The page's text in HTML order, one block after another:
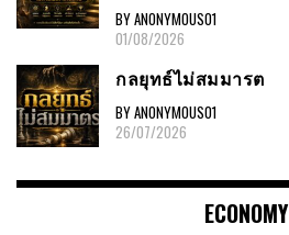
BY ANONYMOUS01
01/08/2026
กลยุทธ์ไม่สมมารต
BY ANONYMOUS01
26/07/2026
ECONOMY